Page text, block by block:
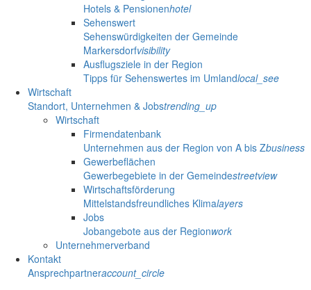
Hotels & Pensionenhotel
Sehenswert
Sehenswürdigkeiten der Gemeinde
Markersdorfvisibility
Ausflugsziele in der Region
Tipps für Sehenswertes im Umlandlocal_see
Wirtschaft
Standort, Unternehmen & Jobstrending_up
Wirtschaft
Firmendatenbank
Unternehmen aus der Region von A bis Zbusiness
Gewerbeflächen
Gewerbegebiete in der Gemeindestreetview
Wirtschaftsförderung
Mittelstandsfreundliches Klimalayers
Jobs
Jobangebote aus der Regionwork
Unternehmerverband
Kontakt
Ansprechpartneraccount_circle